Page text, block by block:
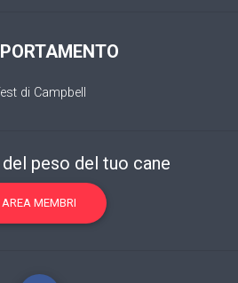
di Campbell
peso del tuo cane
AREA MEMBRI